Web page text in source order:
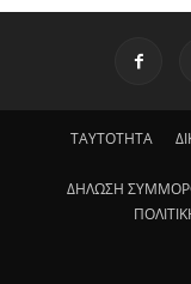
ΤΑΥΤΟΤΗΤΑ
ΔΗΛΩΣΗ